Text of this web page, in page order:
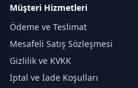
Müşteri Hizmetleri
Ödeme ve Teslimat
Mesafeli Satış Sözleşmesi
Gizlilik ve KVKK
İptal ve İade Koşulları